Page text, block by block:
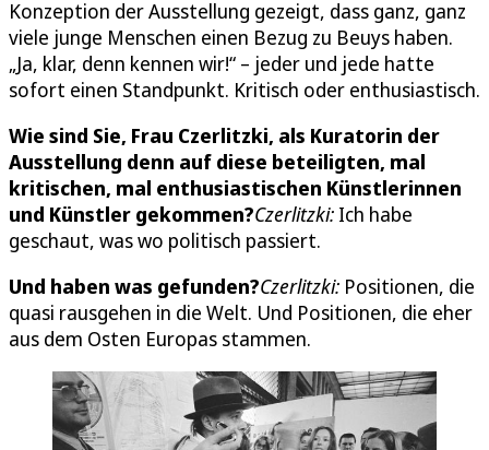
Konzeption der Ausstellung gezeigt, dass ganz, ganz
viele junge Menschen einen Bezug zu Beuys haben.
„Ja, klar, denn kennen wir!“ – jeder und jede hatte
sofort einen Standpunkt. Kritisch oder enthusiastisch.
Wie sind Sie, Frau Czerlitzki, als Kuratorin der
Ausstellung denn auf diese beteiligten, mal
kritischen, mal enthusiastischen Künstlerinnen
und Künstler gekommen?Czerlitzki: Ich habe
geschaut, was wo politisch passiert.
Und haben was gefunden?Czerlitzki: Positionen, die
quasi rausgehen in die Welt. Und Positionen, die eher
aus dem Osten Europas stammen.